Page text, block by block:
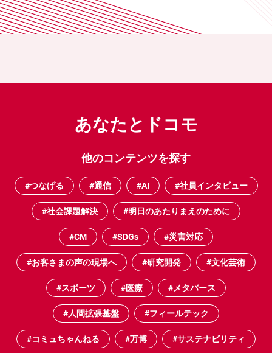
あなたとドコモ
他のコンテンツを探す
#つなげる #通信 #AI #社員インタビュー
#社会課題解決 #明日のあたりまえのために
#CM #SDGs #災害対応
#お客さまの声の現場へ #研究開発 #文化芸術
#スポーツ #医療 #メタバース
#人間拡張基盤 #フィールテック
#コミュちゃんねる #万博 #サステナビリティ